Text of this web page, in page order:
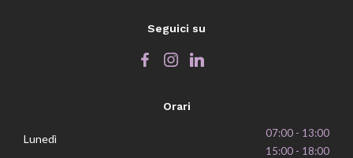
Seguici su
Orari
Lunedì
07:00 - 13:00
15:00 - 18:00